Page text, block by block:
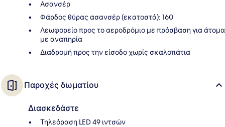
Ασανσέρ
Φάρδος θύρας ασανσέρ (εκατοστά): 160
Λεωφορείο προς το αεροδρόμιο με πρόσβαση για άτομα
με αναπηρία
Διαδρομή προς την είσοδο χωρίς σκαλοπάτια
Παροχές δωματίου
Διασκεδάστε
Τηλεόραση LED 49 ιντσών